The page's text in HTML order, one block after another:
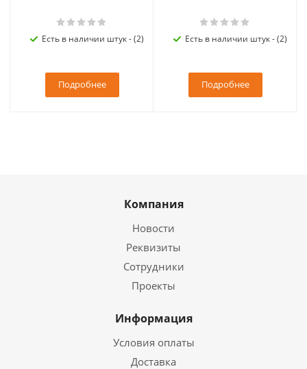
Есть в наличии штук - (2)
Подробнее
Есть в наличии штук - (2)
Подробнее
Компания
Новости
Реквизиты
Сотрудники
Проекты
Информация
Условия оплаты
Доставка